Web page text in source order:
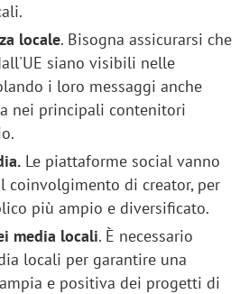
locale. Bisogna assicurarsi che
siano visibili nelle
i loro messaggi anche
nei principali contenitori
Le piattaforme social vanno
coinvolgimento di creator, per
più ampio e diversificato.
media locali. È necessario
locali per garantire una
e positiva dei progetti di